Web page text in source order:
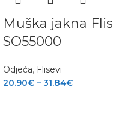
Muška jakna Flis
SO55000
Odjeća, Flisevi
20.90€ – 31.84€